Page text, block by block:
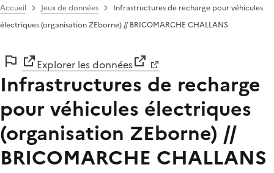
Accueil Jeux de données
Infrastructures de recharge pour véhicules
électriques (organisation ZEborne) // BRICOMARCHE CHALLANS
Explorer les données
Infrastructures de recharge
pour véhicules électriques
(organisation ZEborne) //
BRICOMARCHE CHALLANS